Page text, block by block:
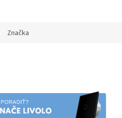
Značka